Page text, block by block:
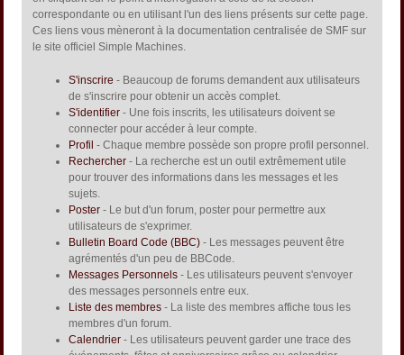
correspondante ou en utilisant l'un des liens présents sur cette page.
Ces liens vous mèneront à la documentation centralisée de SMF sur
le site officiel Simple Machines.
S'inscrire - Beaucoup de forums demandent aux utilisateurs
de s'inscrire pour obtenir un accès complet.
S'identifier - Une fois inscrits, les utilisateurs doivent se
connecter pour accéder à leur compte.
Profil - Chaque membre possède son propre profil personnel.
Rechercher - La recherche est un outil extrêmement utile
pour trouver des informations dans les messages et les
sujets.
Poster - Le but d'un forum, poster pour permettre aux
utilisateurs de s'exprimer.
Bulletin Board Code (BBC) - Les messages peuvent être
agrémentés d'un peu de BBCode.
Messages Personnels - Les utilisateurs peuvent s'envoyer
des messages personnels entre eux.
Liste des membres - La liste des membres affiche tous les
membres d'un forum.
Calendrier - Les utilisateurs peuvent garder une trace des